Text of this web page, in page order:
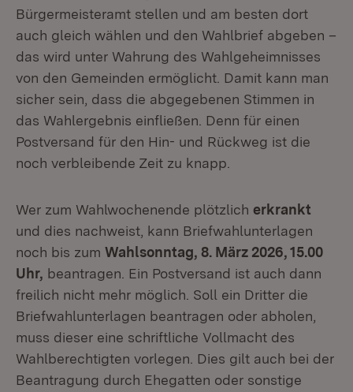
Bürgermeisteramt stellen und am besten dort
auch gleich wählen und den Wahlbrief abgeben –
das wird unter Wahrung des Wahlgeheimnisses
von den Gemeinden ermöglicht. Damit kann man
sicher sein, dass die abgegebenen Stimmen in
das Wahlergebnis einfließen. Denn für einen
Postversand für den Hin- und Rückweg ist die
noch verbleibende Zeit zu knapp.
Wer zum Wahlwochenende plötzlich erkrankt
und dies nachweist, kann Briefwahlunterlagen
noch bis zum Wahlsonntag, 8. März 2026, 15.00
Uhr, beantragen. Ein Postversand ist auch dann
freilich nicht mehr möglich. Soll ein Dritter die
Briefwahlunterlagen beantragen oder abholen,
muss dieser eine schriftliche Vollmacht des
Wahlberechtigten vorlegen. Dies gilt auch bei der
Beantragung durch Ehegatten oder sonstige